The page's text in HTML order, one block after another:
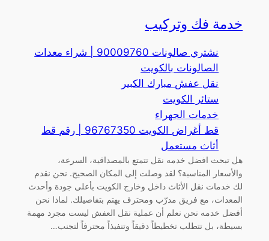
خدمة فك وتركيب
نشتري صالونات 90009760 | شراء معدات
الصالونات بالكويت
نقل عفش مبارك الكبير
ستائر الكويت
خدمات الجهراء
قط أغراض الكويت 96767350 | رقم قط
أثاث مستعمل
هل تبحث افضل خدمه نقل تتمتع بالمصداقية، السرعة،
والأسعار المناسبة؟ لقد وصلت إلى المكان الصحيح. نحن نقدم
لك خدمات نقل الأثاث داخل وخارج الكويت بأعلى جودة وأحدث
المعدات، مع فريق مدرّب ومحترف يهتم بتفاصيلك. لماذا نحن
أفضل خدمه نحن نعلم أن عملية نقل العفش ليست مجرد مهمة
بسيطة، بل تتطلب تخطيطاً دقيقاً وتنفيذاً محترفاً لتجنب…